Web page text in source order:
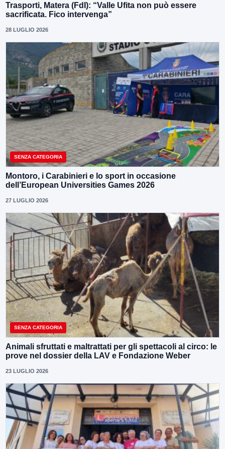
Trasporti, Matera (FdI): “Valle Ufita non può essere
sacrificata. Fico intervenga”
28 LUGLIO 2026
SENZA CATEGORIA
Montoro, i Carabinieri e lo sport in occasione
dell’European Universities Games 2026
27 LUGLIO 2026
SENZA CATEGORIA
Animali sfruttati e maltrattati per gli spettacoli al circo: le
prove nel dossier della LAV e Fondazione Weber
23 LUGLIO 2026